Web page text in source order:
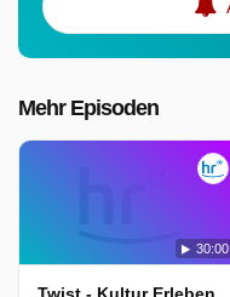
Mehr Episoden
30:00